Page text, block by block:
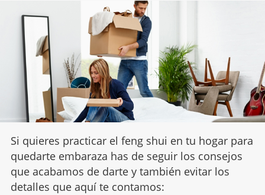
Si quieres practicar el feng shui en tu hogar para
quedarte embaraza has de seguir los consejos
que acabamos de darte y también evitar los
detalles que aquí te contamos: